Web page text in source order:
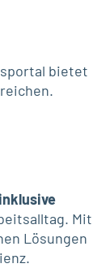
bietet
Mit
Lösungen